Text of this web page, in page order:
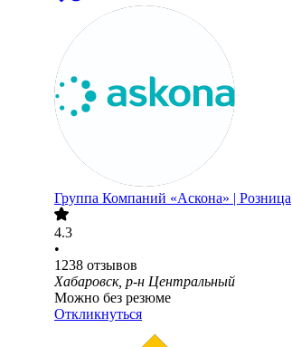
Группа Компаний «Аскона» | Розница
4.3
•
1238 отзывов
Хабаровск, р-н Центральный
Можно без резюме
Откликнуться